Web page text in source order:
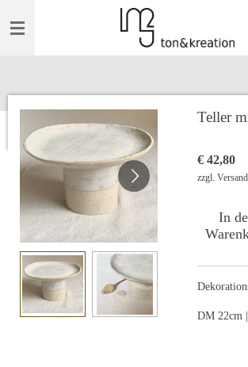
Hauptinhalt
Teller
€ 42,80
zzgl.
In
DM 22cm